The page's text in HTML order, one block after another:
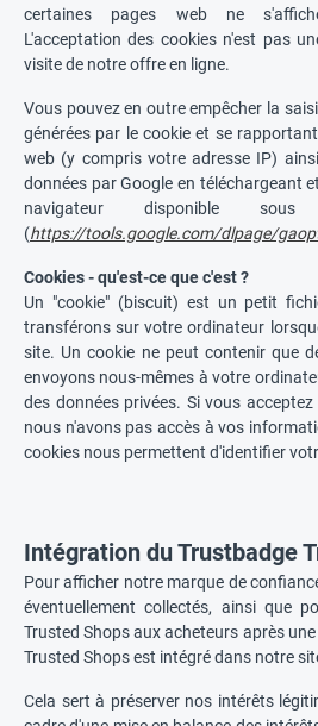
certaines pages web ne
L'acceptation des cookies n'est pas
visite de notre offre en ligne.
Vous pouvez en outre empêcher la
générées par le cookie et se
web (y compris votre adresse IP)
données par Google en téléchargeant
navigateur disponible
(https://tools.google.com/dlpage/
Cookies - qu'est-ce que c'est ?
Un "cookie" (biscuit) est un petit
transférons sur votre ordinateur
site. Un cookie ne peut contenir que
envoyons nous-mêmes à votre
des données privées. Si vous
nous n'avons pas accès à vos
cookies nous permettent d'identifier
Intégration du Trustbadge
Pour afficher notre marque de
éventuellement collectés, ainsi que
Trusted Shops aux acheteurs après
Trusted Shops est intégré dans notre
Cela sert à préserver nos intérêts